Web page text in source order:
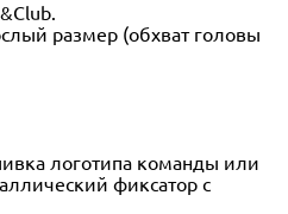
размер (обхват головы
логотипа команды или
фиксатор с